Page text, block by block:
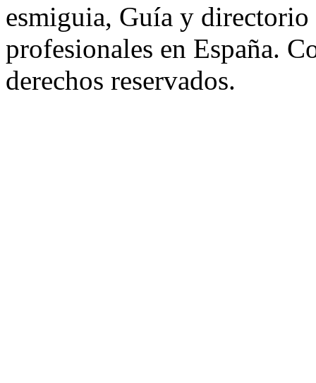
esmiguia, Guía y directorio
profesionales en España.
derechos reservados.